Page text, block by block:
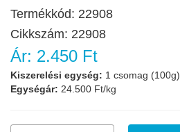
Termékkód: 22908
Cikkszám: 22908
Ár: 2.450 Ft
Kiszerelési egység: 1 csomag (100g)
Egységár: 24.500 Ft/kg